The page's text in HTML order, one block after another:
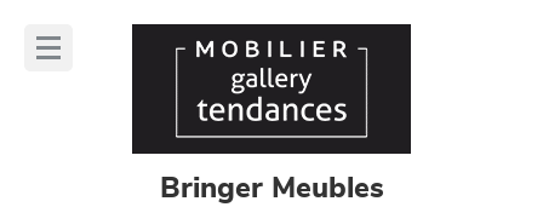
Bringer Meubles